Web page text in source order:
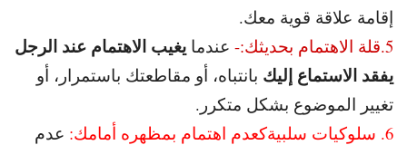
إقامة علاقة قوية معك.
5. قلة الاهتمام بحديثك:- عندما يغيب الاهتمام عند الرجل
يفقد الاستماع إليك بانتباه، أو مقاطعتك باستمرار، أو
تغيير الموضوع بشكل متكرر.
6. سلوكيات سلبيةكع
دم اهتمام بمظهره أمامك: عدم